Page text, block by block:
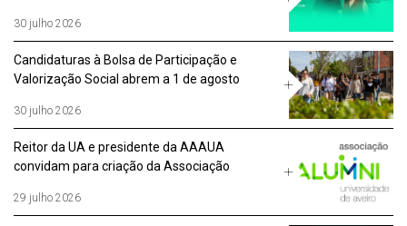
30 julho 2026
Candidaturas à Bolsa de Participação e
Valorização Social abrem a 1 de agosto
30 julho 2026
Reitor da UA e presidente da AAAUA
convidam para criação da Associação
29 julho 2026